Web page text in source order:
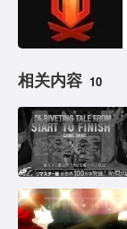
相关内容 10